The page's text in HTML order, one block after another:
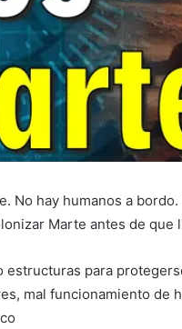
No hay humanos a bordo.
Marte antes de que
para
mal funcionamiento de